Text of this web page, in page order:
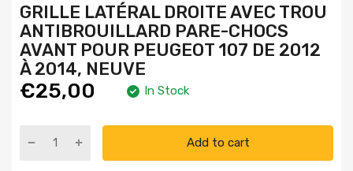
GRILLE LATÉRAL DROITE AVEC TROU
ANTIBROUILLARD PARE-CHOCS
AVANT POUR PEUGEOT 107 DE 2012
À 2014, NEUVE
€25,00 In Stock
Add to cart